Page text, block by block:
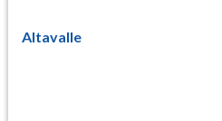
Altavalle